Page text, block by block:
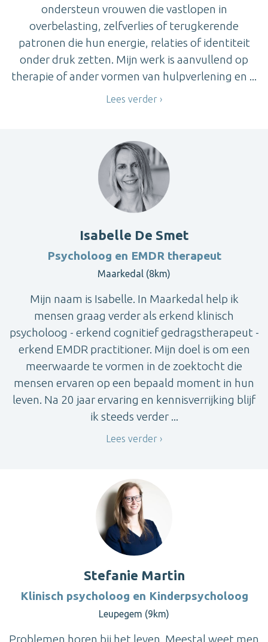
ondersteun vrouwen die vastlopen in
overbelasting, zelfverlies of terugkerende
patronen die hun energie, relaties of identiteit
onder druk zetten. Mijn werk is aanvullend op
therapie of ander vormen van hulpverlening en ...
Lees verder
Isabelle De Smet
Psycholoog en EMDR therapeut
Maarkedal (8km)
Mijn naam is Isabelle. In Maarkedal help ik
mensen graag verder als erkend klinisch
psycholoog - erkend cognitief gedragstherapeut -
erkend EMDR practitioner. Mijn doel is om een
meerwaarde te vormen in de zoektocht die
mensen ervaren op een bepaald moment in hun
leven. Na 20 jaar ervaring en kennisverrijking blijf
ik steeds verder ...
Lees verder
Stefanie Martin
Klinisch psycholoog en Kinderpsycholoog
Leupegem (9km)
Problemen horen bij het leven. Meestal weet men